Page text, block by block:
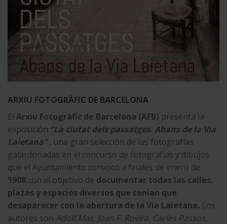
ARXIU FOTOGRÀFIC DE BARCELONA
El Arxiu Fotogràfic de Barcelona (AFB) presenta la
exposición “La ciutat dels passatges. Abans de la Via
Laietana”, una gran selección de las fotografías
galardonadas en el concurso de fotografías y dibujos
que el Ayuntamiento convocó a finales de enero de
1908 con el objetivo de documentar todas las calles,
plazas y espacios diversos que tenían que
desaparecer con la abertura de la Via Laietana. Los
autores son Adolf Mas, Joan F. Rovira, Carles Passos,